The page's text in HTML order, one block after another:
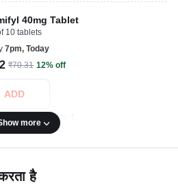
40mg Tablet
10 tablets
7pm, Today
₹70.31 12% off
ADD
order quantity: 1
more
है